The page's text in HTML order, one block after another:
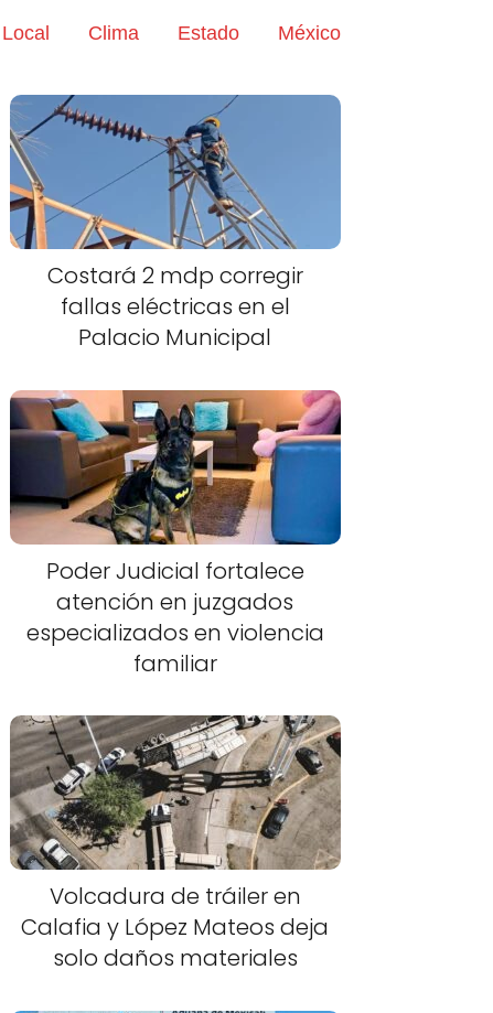
Local Clima Estado México
Costará 2 mdp corregir
fallas eléctricas en el
Palacio Municipal
Poder Judicial fortalece
atención en juzgados
especializados en violencia
familiar
Volcadura de tráiler en
Calafia y López Mateos deja
solo daños materiales